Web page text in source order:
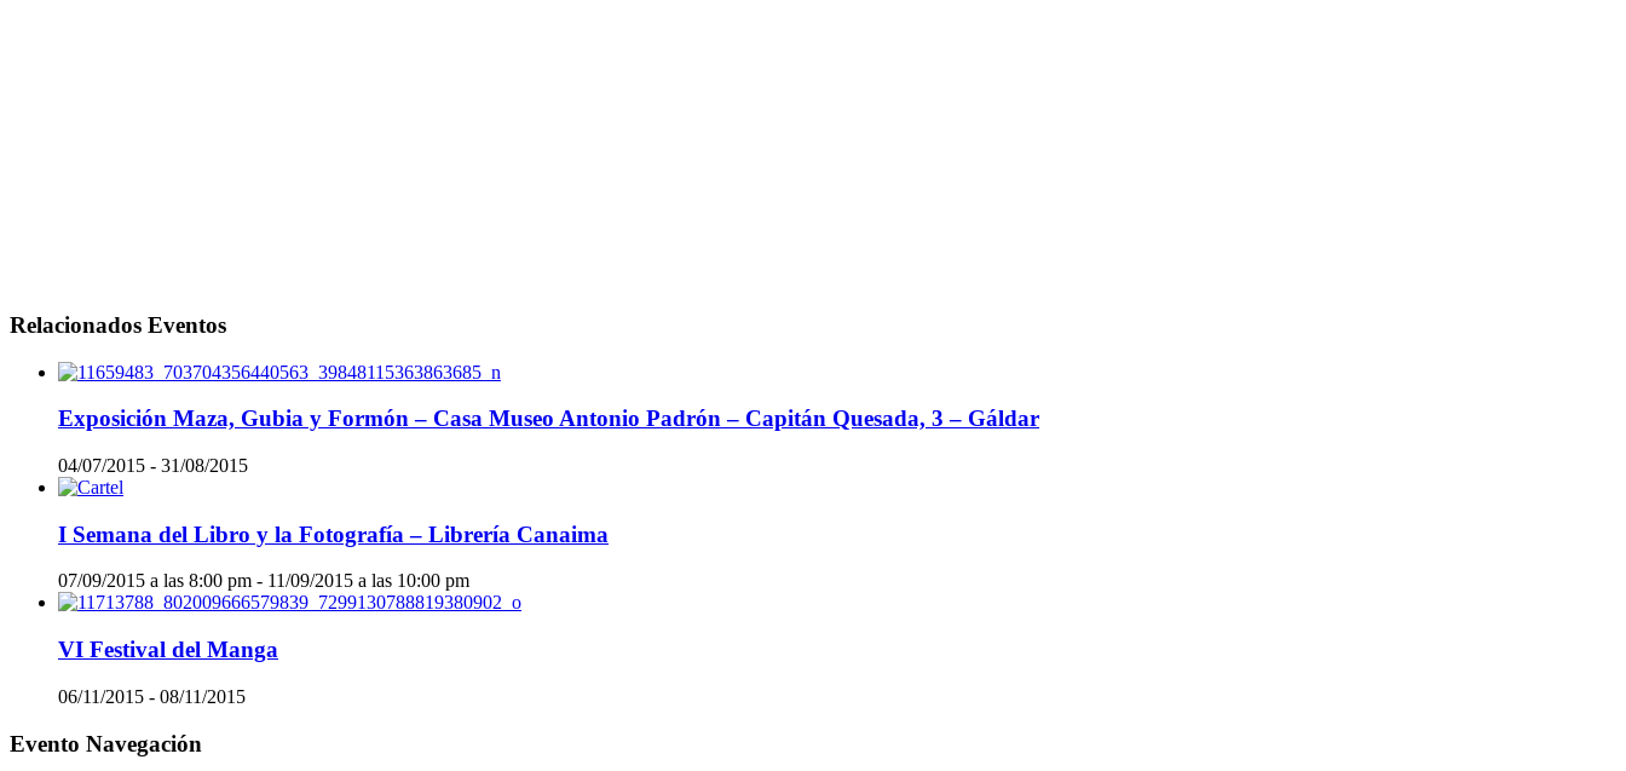
Relacionados Eventos
Exposición Maza, Gubia y Formón – Casa Museo Antonio Padrón – Capitán Quesada, 3 – Gáldar
04/07/2015 - 31/08/2015
I Semana del Libro y la Fotografía – Librería Canaima
07/09/2015 a las 8:00 pm - 11/09/2015 a las 10:00 pm
VI Festival del Manga
06/11/2015 - 08/11/2015
Evento Navegación